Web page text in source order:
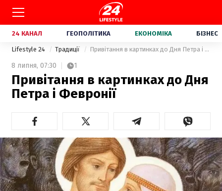
24 КАНАЛ ГЕОПОЛІТИКА ЕКОНОМІКА БІЗНЕС
Lifestyle 24 Традиції Привітання в картинках до Дня Петра і Февронії
8 липня, 07:30 1
Привітання в картинках до Дня
Петра і Февронії